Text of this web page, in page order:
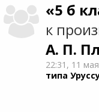
«5 б
к
А. П.
22:31, 11
типа